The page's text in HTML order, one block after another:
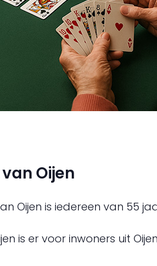
Oijen
Oijen is iedereen van 55
is er voor inwoners uit